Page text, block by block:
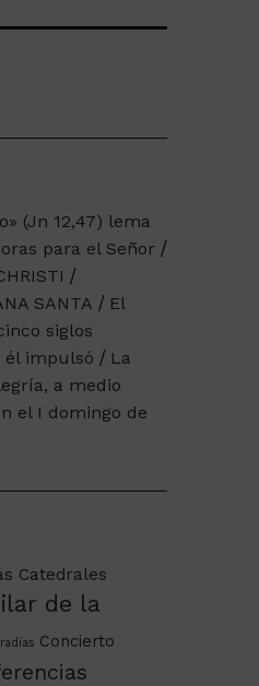
(Jn 12,47) lema
para el Señor
SANTA
El
siglos
él impulsó
La
a medio
el I domingo de
Catedrales
de la
Concierto